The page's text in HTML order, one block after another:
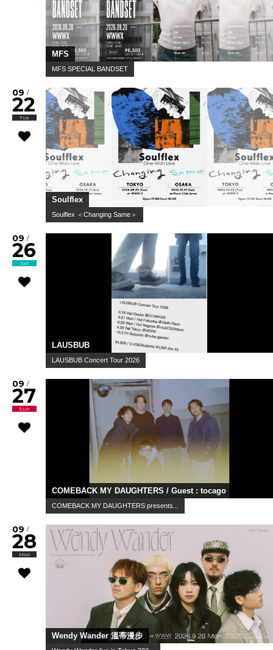
MFS
MFS SPECIAL BANDSET
09 /
22
Tue
Soulflex
Soulflex ＜Changing Same＞
09 /
26
Sat
LAUSBUB
LAUSBUB Concert Tour 2026
09 /
27
Sun
COMEBACK MY DAUGHTERS / Guest : tocago
COMEBACK MY DAUGHTERS presents...
09 /
28
Mon
Wendy Wander 溫蒂漫步